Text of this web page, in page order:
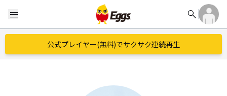
menu search
公式プレイヤー(無料)でサクサク連続再生